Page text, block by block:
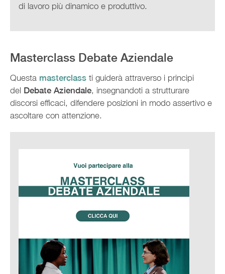
di lavoro più dinamico e produttivo.
Masterclass Debate Aziendale
Questa masterclass ti guiderà attraverso i principi
del Debate Aziendale, insegnandoti a strutturare
discorsi efficaci, difendere posizioni in modo assertivo e
ascoltare con attenzione.